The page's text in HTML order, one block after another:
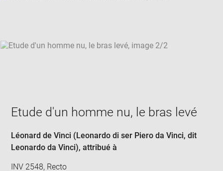
Etude d'un homme nu, le bras levé
Léonard de Vinci (Leonardo di ser Piero da Vinci, dit
Leonardo da Vinci), attribué à
INV 2548, Recto